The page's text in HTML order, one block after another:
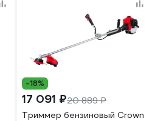
-18%
17 091 ₽20 889 ₽
Триммер бензиновый Crown